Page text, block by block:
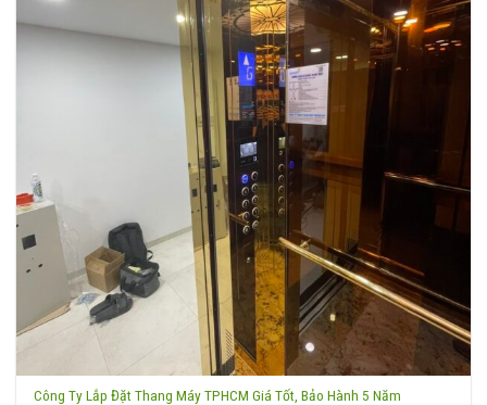
Công Ty Lắp Đặt Thang Máy TPHCM Giá Tốt, Bảo Hành 5 Năm